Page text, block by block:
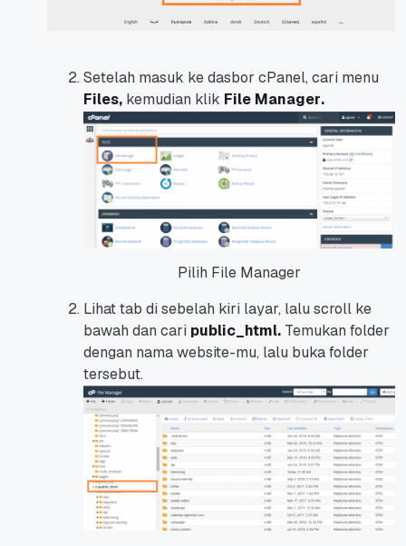
Setelah masuk ke dasbor cPanel, cari menu
Files, kemudian klik File Manager.
Pilih File Manager
Lihattab di sebelah kiri layar, lalu scroll ke
bawah dan cari public_html. Temukan folder
dengan namawebsite-mu, lalu bukafolder
tersebut.